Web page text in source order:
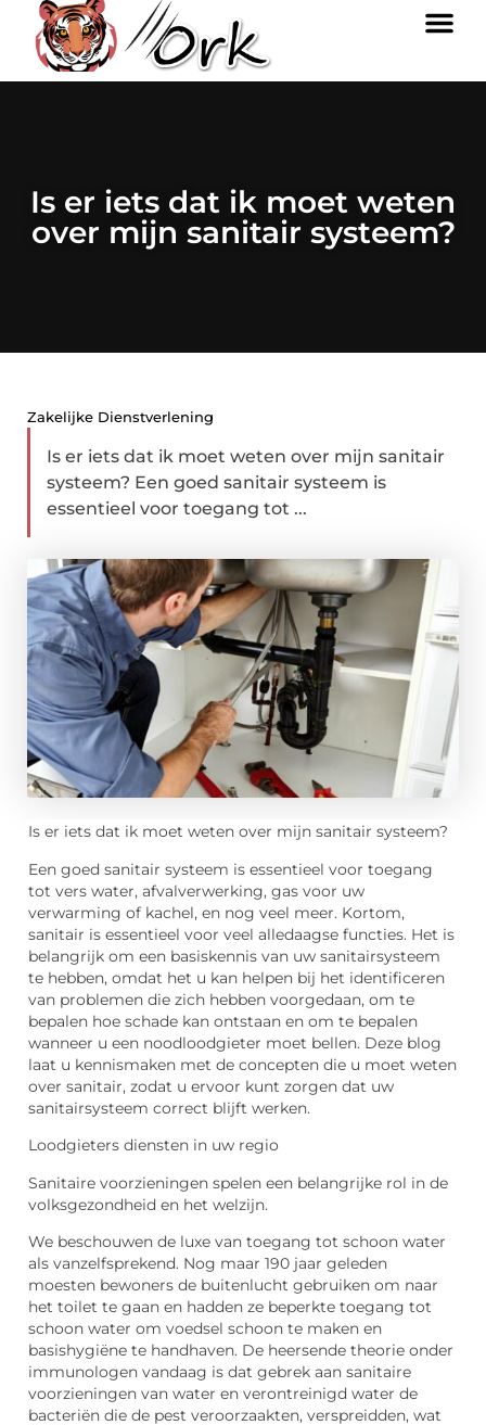
Is er iets dat ik moet weten
over mijn sanitair systeem?
Zakelijke Dienstverlening
Is er iets dat ik moet weten over mijn sanitair
systeem? Een goed sanitair systeem is
essentieel voor toegang tot ...
Is er iets dat ik moet weten over mijn sanitair systeem?
Een goed sanitair systeem is essentieel voor toegang
tot vers water, afvalverwerking, gas voor uw
verwarming of kachel, en nog veel meer. Kortom,
sanitair is essentieel voor veel alledaagse functies. Het is
belangrijk om een basiskennis van uw sanitairsysteem
te hebben, omdat het u kan helpen bij het identificeren
van problemen die zich hebben voorgedaan, om te
bepalen hoe schade kan ontstaan en om te bepalen
wanneer u een noodloodgieter moet bellen. Deze blog
laat u kennismaken met de concepten die u moet weten
over sanitair, zodat u ervoor kunt zorgen dat uw
sanitairsysteem correct blijft werken.
Loodgieters diensten in uw regio
Sanitaire voorzieningen spelen een belangrijke rol in de
volksgezondheid en het welzijn.
We beschouwen de luxe van toegang tot schoon water
als vanzelfsprekend. Nog maar 190 jaar geleden
moesten bewoners de buitenlucht gebruiken om naar
het toilet te gaan en hadden ze beperkte toegang tot
schoon water om voedsel schoon te maken en
basishygiëne te handhaven. De heersende theorie onder
immunologen vandaag is dat gebrek aan sanitaire
voorzieningen van water en verontreinigd water de
bacteriën die de pest veroorzaakten, verspreidden, wat